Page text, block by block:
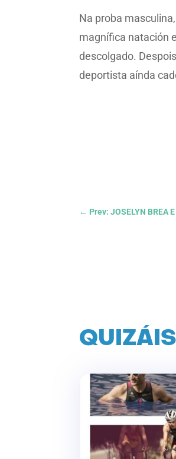
Na proba
magnífica natación
descolgado.
deportista aínda
← Prev: JOSELYN BREA